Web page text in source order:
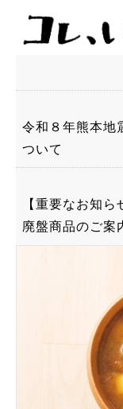
令和８年熊本地
ついて
【重要なお知
廃盤商品のご案